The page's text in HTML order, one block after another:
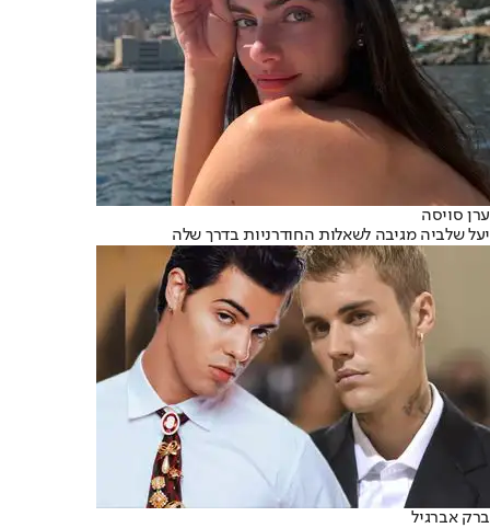
ערן סויסה
יעל שלביה מגיבה לשאלות החודרניות בדרך שלה
ברק אברגיל